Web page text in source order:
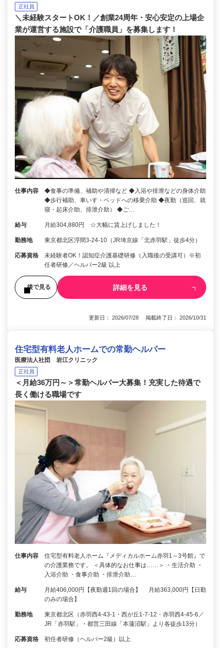
正社員
＼未経験スタートOK！／創業24周年・安心安定の上場企
業が運営する施設で「介護職員」を募集します！
仕事内容
◆食事の準備、補助や清掃など ◆入浴や排泄などの身体介助
◆歩行補助、車いす・ベッドへの移乗介助 ◆夜勤（巡回、就
寝・起床介助、排泄介助） ◆ご…
給与 月給304,880円 ☆大幅に賃上げしました！
勤務地 東京都北区浮間3-24-10（JR埼京線「北赤羽駅」徒歩4分）
応募資格
未経験者OK！認知症介護基礎研修（入職後の受講可）※初
任者研修／ヘルパー2級 以上
後で見る 詳細を見る
更新日： 2026/07/28 掲載終了日： 2026/10/31
住宅型有料老人ホームでの常勤ヘルパー
医療法人社団 岩江クリニック
正社員
＜月給36万円～＞常勤ヘルパー大募集！充実した待遇で
長く働ける職場です
仕事内容
住宅型有料老人ホーム『メディカルホーム赤羽1～3号館』で
の介護業務です。 ＜具体的なお仕事は……＞ ・生活介助 ・
入浴介助 ・食事介助 ・排泄介助…
給与
月給406,000円【夜勤週1回の場合】 月給363,000円【日勤
のみの場合】
勤務地
東京都北区（赤羽西4-43-1・西が丘1-7-12・赤羽西4-45-6／
JR「赤羽駅」・都営三田線「本蓮沼駅」より各徒歩13分）
応募資格 初任者研修（ヘルパー2級）以上